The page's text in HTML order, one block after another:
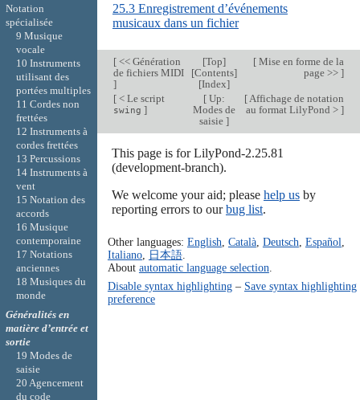
25.3 Enregistrement d’événements
musicaux dans un fichier
[<< Génération
de fichiers MIDI
]
[Top]
[Contents]
[Index]
[Mise en forme de la
page >> ]
[< Le script
swing ]
[Up:
Modes de
saisie ]
[Affichage de notation
au format LilyPond > ]
This page is for LilyPond-2.25.81
(development-branch).
We welcome your aid; please help usby
reporting errors to ourbug list.
Other languages: English Català, Deutsch Español
Italiano, 日本語.
About automatic language selection
Disable syntax highlighting– Save syntax highlighting
preference
Notation
spécialisée
9 Musique
vocale
10 Instruments
utilisant des
portées multiples
11 Cordes non
frettées
12 Instruments à
cordes frettées
13 Percussions
14 Instruments à
vent
15 Notation des
accords
16 Musique
contemporaine
17 Notations
anciennes
18 Musiques du
monde
Généralités en
matière d’entrée et
sortie
19 Modes de
saisie
20 Agencement
du code